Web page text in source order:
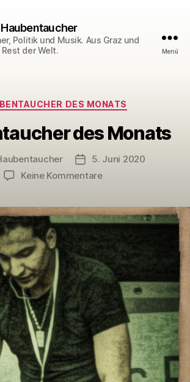
Politik und Musik. Aus Graz und
der Welt.
Menü
Kategorien
DES MONATS
des Monats
Veröffentlichungsdatum
5. Juni 2020
Keine Kommentarezu
Monats